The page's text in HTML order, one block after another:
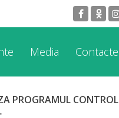
Media Contacte
PROGRAMUL CONTROL